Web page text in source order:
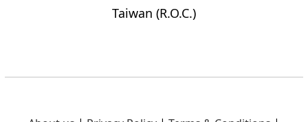
Taiwan (R.O.C.)